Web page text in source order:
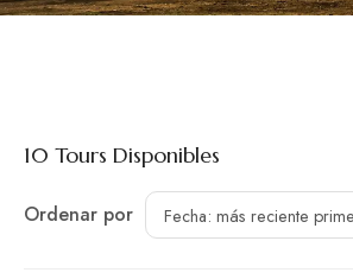
10 Tours Disponibles
Ordenar por